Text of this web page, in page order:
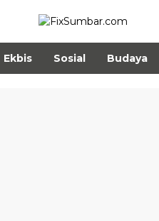
Ekbis Sosial Budaya